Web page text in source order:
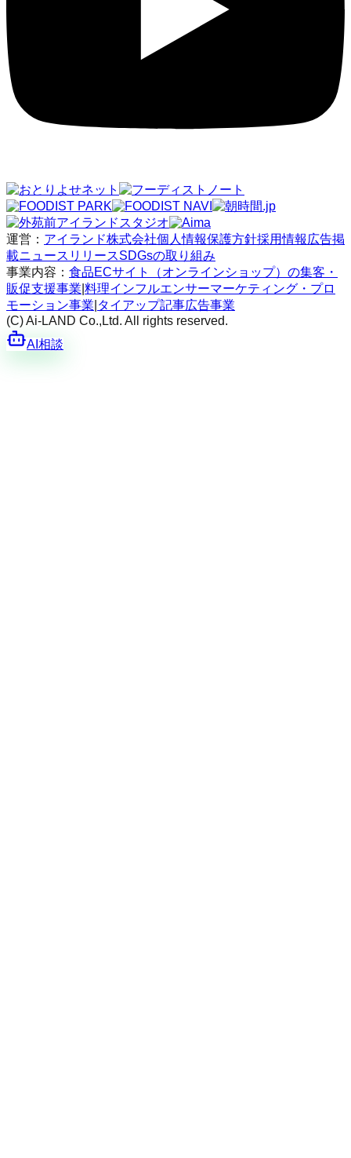
運営： アイランド株式会社個人情報保護方針採用情報 広告掲
載ニュースリリースSDGsの取り組み
事業内容： 食品ECサイト（オンラインショップ）の集客・
販促支援事業 料理インフルエンサーマーケティング・プロ
モーション事業 タイアップ記事広告事業
(C) Ai-LAND Co.,Ltd. All rights reserved.
AI相談